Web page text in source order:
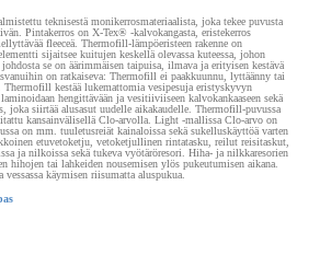
teknisestä monikerrosmateriaalista, joka tekee puvusta
Pintakerros on X-Tex® -kalvokangasta, eristekerros
fleeceä. Thermofill-lämpöeristeen rakenne on
sijaitsee kuitujen keskellä olevassa kuteessa, johon
se on äärimmäisen taipuisa, ilmava ja erityisen kestävä
on ratkaiseva: Thermofill ei paakkuunnu, lyttäänny tai
Thermofill kestää lukemattomia vesipesuja eristyskyvyn
hengittävään ja vesitiiviiseen kalvokankaaseen sekä
joka siirtää alusasut uudelle aikakaudelle. Thermofill-puvussa
kansainvälisellä Clo-arvolla. Light -mallissa Clo-arvo on
on mm. tuuletusreiät kainaloissa sekä sukelluskäyttöä varten
etuvetoketju, vetoketjullinen rintatasku, reilut reisitaskut,
ja nilkoissa sekä tukeva vyötäröresori. Hiha- ja nilkkaresorien
hihojen tai lahkeiden nousemisen ylös pukeutumisen aikana.
käymisen riisumatta aluspukua.